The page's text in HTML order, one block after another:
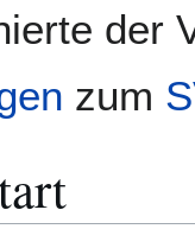
der
zum